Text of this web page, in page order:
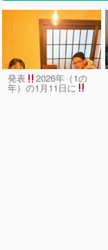
発表 2026年（1の
年）の1月11日に